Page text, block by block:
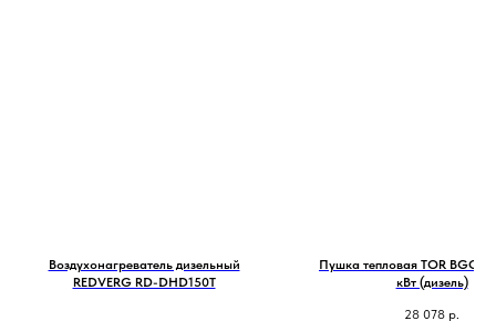
Воздухонагреватель дизельный
REDVERG RD-DHD150T
Пушка тепловая TOR
кВт (дизель)
28 078 р.